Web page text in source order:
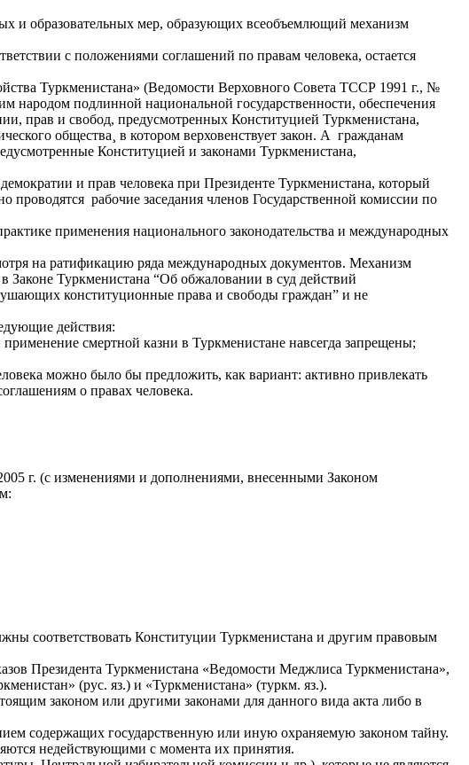
и образовательных мер, образующих всеобъемлющий механизм
с положениями соглашений по правам человека, остается
Туркменистана» (Ведомости Верховного Совета ТССР 1991 г., №
народом подлинной национальной государственности, обеспечения
прав и свобод, предусмотренных Конституцией Туркменистана,
общества¸ в котором верховенствует закон. А гражданам
Конституцией и законами Туркменистана,
и прав человека при Президенте Туркменистана, который
проводятся рабочие заседания членов Государственной комиссии по
применения национального законодательства и международных
на ратификацию ряда международных документов. Механизм
Законе Туркменистана “Об обжаловании в суд действий
конституционные права и свободы граждан” и не
действия:
смертной казни в Туркменистане навсегда запрещены;
можно было бы предложить, как вариант: активно привлекать
о правах человека.
г. (с изменениями и дополнениями, внесенными Законом
соответствовать Конституции Туркменистана и другим правовым
Президента Туркменистана «Ведомости Меджлиса Туркменистана»,
(рус. яз.) и «Туркменистана» (туркм. яз.).
законом или другими законами для данного вида акта либо в
содержащих государственную или иную охраняемую законом тайну.
недействующими с момента их принятия.